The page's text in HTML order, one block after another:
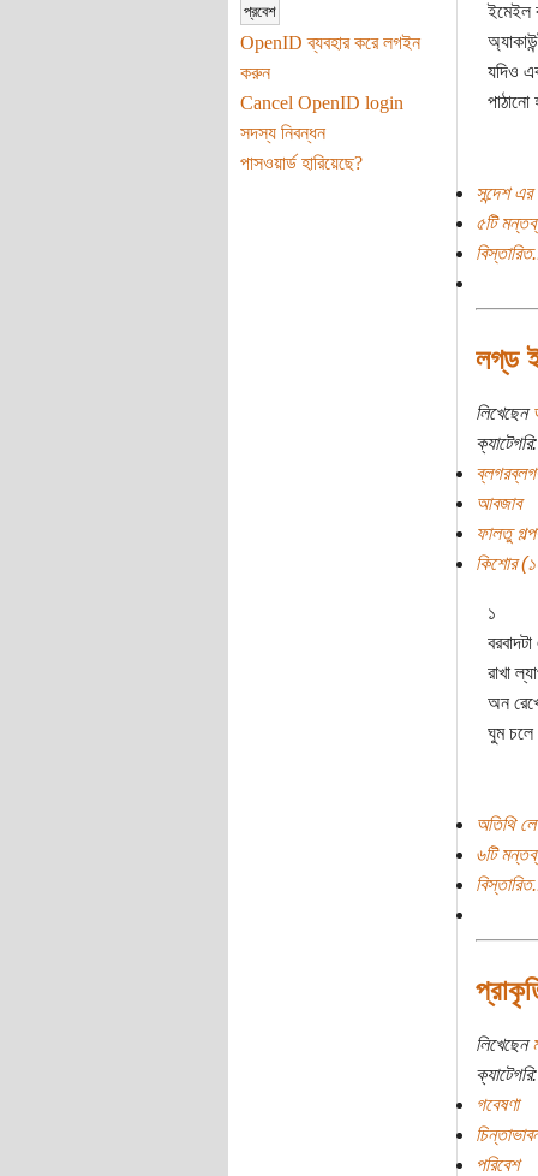
OpenID ব্যবহার করে লগইন
করুন
Cancel OpenID login
সদস্য নিবন্ধন
পাসওয়ার্ড হারিয়েছে?
ইমেইল
যদিও
সন্দেশ
৫টি
লগ্‌ড
লিখেছেন
ক্যাটেগরি:
আবজাব
ফালতু
কিশোর
১
রাখা
অন
ঘুম চলে
অতিথি
৬টি
লিখেছেন
ক্যাটেগরি:
গবেষণা
পরিবেশ